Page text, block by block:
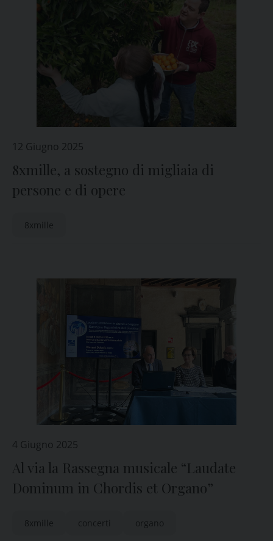
12 Giugno 2025
8xmille, a sostegno di migliaia di
persone e di opere
8xmille
4 Giugno 2025
Al via la Rassegna musicale “Laudate
Dominum in Chordis et Organo”
8xmille concerti organo